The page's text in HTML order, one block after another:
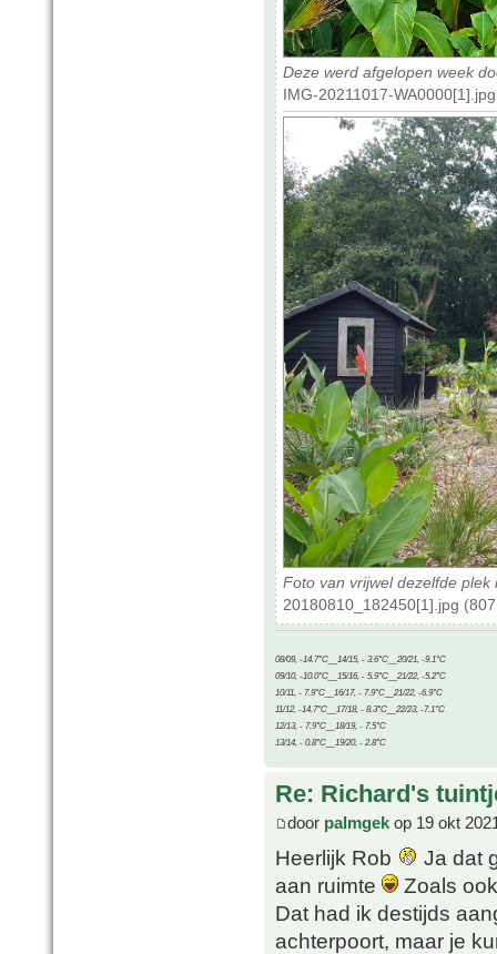
Deze werd afgelopen week
IMG-20211017-
Foto van vrijwel dezelfde plek
20180810_182450[1].jpg
08/09, -14.7°C__14/15, - 3.6°C__20/21, -9.1°C
09/10, -10.0°C__15/16, - 5.9°C__21/22, -5.2°C
10/11, - 7.9°C__16/17, - 7.9°C__21/22, -6.9°C
11/12, -14.7°C__17/18, - 8.3°C__22/23, -7.1°C
12/13, - 7.9°C__18/19, - 7.5°C
13/14, - 0.8°C__19/20, - 2.8°C
Re: Richard's
door palmgek op 19 okt
Heerlijk Rob
Ja dat
aan ruimte
Zoals
Dat had ik destijds
achterpoort, maar je